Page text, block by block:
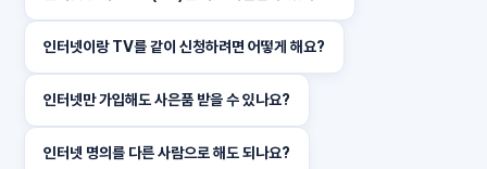
인터넷이랑 TV를 같이 신청하려면 어떻게 해요?
인터넷만 가입해도 사은품 받을 수 있나요?
인터넷 명의를 다른 사람으로 해도 되나요?